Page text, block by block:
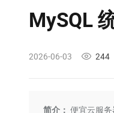
MySQL
2026-06-03 244
简介： 便宜云服务